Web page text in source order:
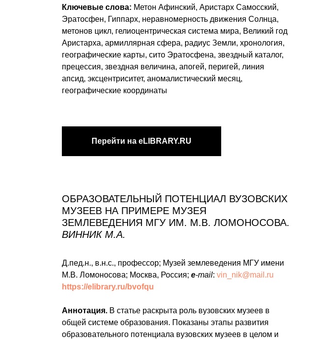
Ключевые слова: Метон Афинский, Аристарх Самосский,
Эратосфен, Гиппарх, неравномерность движения Солнца,
метонов цикл, гелиоцентрическая система мира, Великий год
Аристарха, армиллярная сфера, радиус Земли, хронология,
географические карты, сито Эратосфена, звездный каталог,
прецессия, звездная величина, апогей, перигей, линия
апсид, эксцентриситет, аномалистический месяц,
географические координаты
Перейти на eLIBRARY.RU
ОБРАЗОВАТЕЛЬНЫЙ ПОТЕНЦИАЛ ВУЗОВСКИХ
МУЗЕЕВ НА ПРИМЕРЕ МУЗЕЯ
ЗЕМЛЕВЕДЕНИЯ МГУ ИМ. М.В. ЛОМОНОСОВА.
ВИННИК М.А.
Д.пед.н., в.н.с., профессор; Музей землеведения МГУ имени
М.В. Ломоносова; Москва, Россия; e-mail: vin_nik@mail.ru
https://elibrary.ru/bvofqu
Аннотация. В статье раскрыта роль вузовских музеев в
общей системе образования. Показаны этапы развития
образовательного потенциала вузовских музеев в целом и